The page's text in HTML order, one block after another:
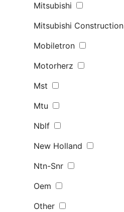
Mitsubishi
Mitsubishi Construction
Mobiletron
Motorherz
Mst
Mtu
Nblf
New Holland
Ntn-Snr
Oem
Other